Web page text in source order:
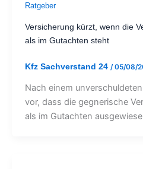
Ratgeber
Versicherung kürzt, wenn die
als im Gutachten steht
Kfz Sachverstand 24 /05/08/
Nach einem
vor, dass die gegnerische
als im Gutachten